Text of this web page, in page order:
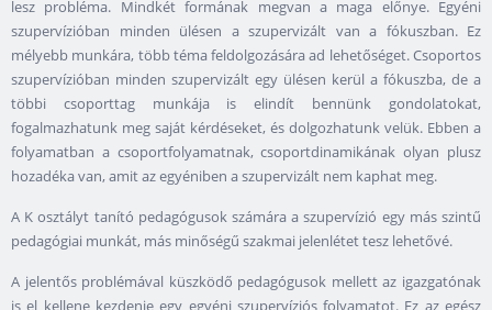
lesz probléma. Mindkét formának megvan a maga előnye. Egyéni
szupervízióban minden ülésen a szupervizált van a fókuszban. Ez
mélyebb munkára, több téma feldolgozására ad lehetőséget. Csoportos
szupervízióban minden szupervizált egy ülésen kerül a fókuszba, de a
többi csoporttag munkája is elindít bennünk gondolatokat,
fogalmazhatunk meg saját kérdéseket, és dolgozhatunk velük. Ebben a
folyamatban a csoportfolyamatnak, csoportdinamikának olyan plusz
hozadéka van, amit az egyéniben a szupervizált nem kaphat meg.
A K osztályt tanító pedagógusok számára a szupervízió egy más szintű
pedagógiai munkát, más minőségű szakmai jelenlétet tesz lehetővé.
A jelentős problémával küszködő pedagógusok mellett az igazgatónak